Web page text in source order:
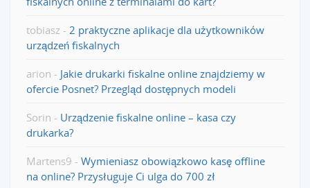
tobiasz - 2 praktyczne aplikacje dla użytkowników
urządzeń fiskalnych
arion - Jakie drukarki fiskalne online znajdziemy w
ofercie Posnet? Przegląd dostępnych modeli
Sorin - Urządzenie fiskalne online – kasa czy
drukarka?
Martens9 - Wymieniasz obowiązkowo kasę offline
na online? Przysługuje Ci ulga do 700 zł